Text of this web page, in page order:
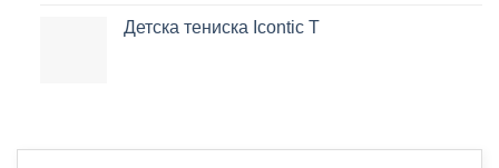
Детска тениска Icontic T